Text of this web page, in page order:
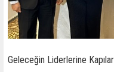
Geleceğin Liderlerine Kapılar